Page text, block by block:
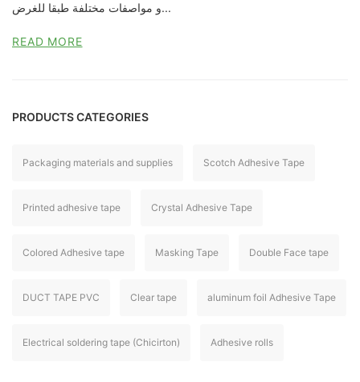
و مواصفات مختلفة طبقا للغرض...
READ MORE
PRODUCTS CATEGORIES
Packaging materials and supplies Scotch Adhesive Tape
Printed adhesive tape Crystal Adhesive Tape
Colored Adhesive tape Masking Tape Double Face tape
DUCT TAPE PVC Clear tape aluminum foil Adhesive Tape
Electrical soldering tape (Chicirton) Adhesive rolls